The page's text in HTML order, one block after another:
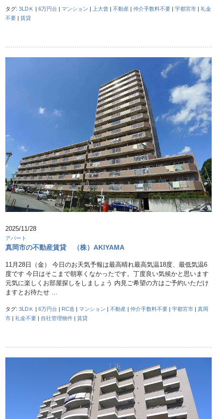
タグ:3LDＫ |6万円台 マンション 上大曾 |不動産 |仲介手数料不要 |宇都宮市 |礼金
不要 |賃貸
2025/11/28
アパート
真岡市の不動産賃貸 （株）AKIYAMA
11月28日（金） 今日のお天気予報は最高晴れ最高気温18度、最低気温6
度です 今日はそこまで朝寒くなかったです。丁度良い気候かと思います
元気に楽しくお部屋探しをしましょう 内見ご希望の方はご予約いただけ
ますとお待たせ …
タグ:3LDＫ |6万円台 RC造 マンション |不動産 |仲介手数料不要 |宇都宮市 |真岡
市 |礼金不要 自社管理物件 |賃貸